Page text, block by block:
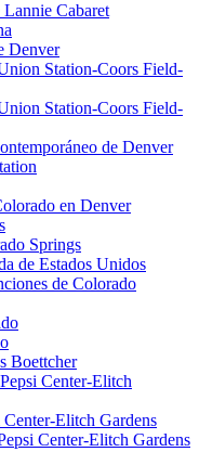
Cabaret
Denver
Station-Coors Field-
Station-Coors Field-
de Denver
en Denver
Springs
de Estados Unidos
de Colorado
Boettcher
Center-Elitch
Center-Elitch Gardens
Center-Elitch Gardens